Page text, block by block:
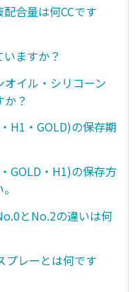
合量は何CCです
ますか？
イル・シリコーン
？
H1・GOLD)の保存期
GOLD・H1)の保存方
とNo.2の違いは何
プレーとは何です